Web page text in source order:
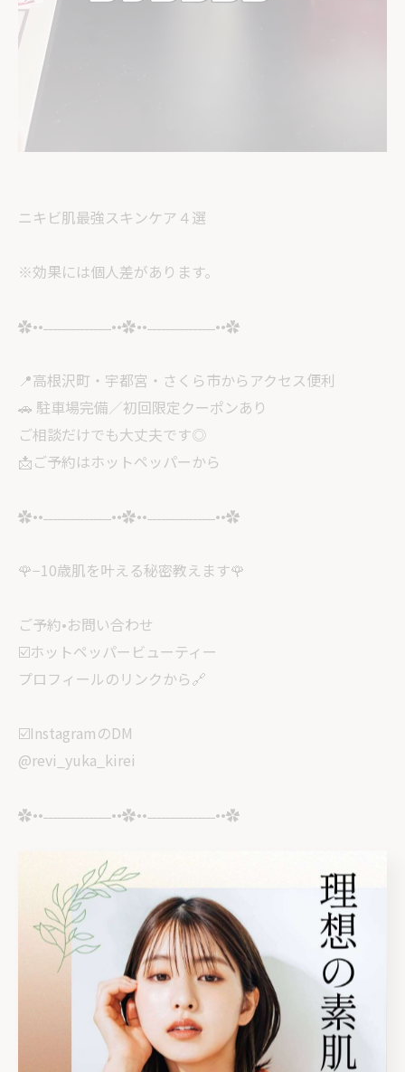
ニキビ肌最強スキンケア４選
※効果には個人差があります。
✿••˗˗˗˗˗˗˗˗˗˗˗˗˗˗˗••✿••˗˗˗˗˗˗˗˗˗˗˗˗˗˗˗••✿
📍高根沢町・宇都宮・さくら市からアクセス便利
🚗 駐車場完備／初回限定クーポンあり
ご相談だけでも大丈夫です◎
📩ご予約はホットペッパーから
✿••˗˗˗˗˗˗˗˗˗˗˗˗˗˗˗••✿••˗˗˗˗˗˗˗˗˗˗˗˗˗˗˗••✿
🌹−10歳肌を叶える秘密教えます🌹
ご予約•お問い合わせ
☑️ホットペッパービューティー
プロフィールのリンクから🔗
☑️InstagramのDM
@revi_yuka_kirei
✿••˗˗˗˗˗˗˗˗˗˗˗˗˗˗˗••✿••˗˗˗˗˗˗˗˗˗˗˗˗˗˗˗••✿
🏠サロン情報
栃木県塩谷郡高根沢町
光陽台5丁目1-12グラフハイツA202
⏰平日9:00〜18:00（最終受付）
土日•祝8:00〜18:00（最終受付）
⚠️完全予約制